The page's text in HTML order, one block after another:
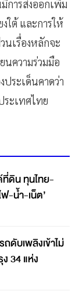
การส่งออกเพิ่ม
ใต้ และการให้
นเรื่องหลักจะ
นความร่วมมือ
ระเด็นคาดว่า
ระเทศไทย
ไทย-
-น้ำ-เน็ต’
ดับเพลิงเข้าไม่
34 แห่ง